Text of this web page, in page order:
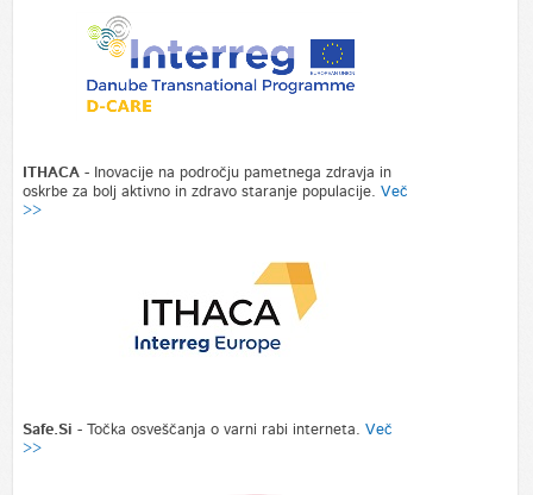
ITHACA- Inovacije na področju pametnega zdravja in
oskrbe za bolj aktivno in zdravo staranje populacije. Več
>>
Safe.Si - Točka osveščanja o varni rabi interneta. Več
>>